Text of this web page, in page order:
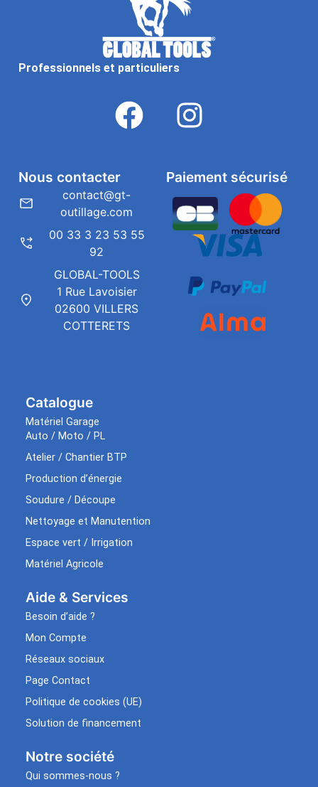
Professionnels et particuliers
Catalogue
Matériel Garage
Auto / Moto / PL
Atelier / Chantier BTP
Production d’énergie
Soudure / Découpe
Nettoyage et Manutention
Espace vert / Irrigation
Matériel Agricole
Aide & Services​
Besoin d’aide ?
Mon Compte
Réseaux sociaux
Page Contact
Politique de cookies (UE)
Solution de financement
Notre société
Qui sommes-nous ?
Paiement sécurisé
Nous contacter
contact@gt-
outillage.com
00 33 3 23 53 55
92
GLOBAL-TOOLS
1 Rue Lavoisier
02600 VILLERS
COTTERETS